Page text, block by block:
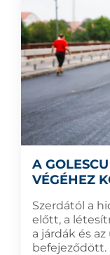
A
VÉGÉHEZ
Szerdától a
előtt, a
a járdák és
befejeződött.